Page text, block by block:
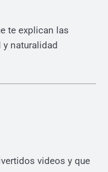
te explican las
naturalidad
videos y que